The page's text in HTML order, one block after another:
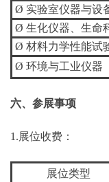
Ø 实验室仪器与设
Ø 生化仪器、生命
Ø 材料力学性能试
Ø 环境与工业仪器
六、参展事项
1.展位收费：
展位类型